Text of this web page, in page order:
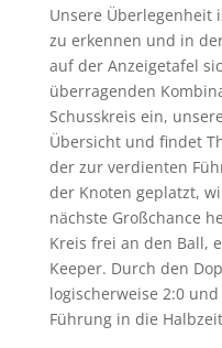
Unsere Überlegenheit
zu erkennen und in
auf der Anzeigetafel
überragenden
Schusskreis ein,
Übersicht und findet
der zur verdienten
der Knoten geplatzt,
nächste Großchance
Kreis frei an den Ball,
Keeper. Durch den
logischerweise 2:0
Führung in die